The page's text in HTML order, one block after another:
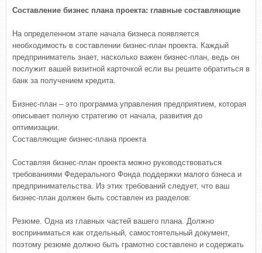
Составление бизнес плана проекта: главные составляющие
На определенном этапе начала бизнеса появляется
необходимость в составлении бизнес-план проекта. Каждый
предприниматель знает, насколько важен бизнес-план, ведь он
послужит вашей визитной карточкой если вы решите обратиться в
банк за получением кредита.
Бизнес-план – это программа управления предприятием, которая
описывает полную стратегию от начала, развития до
оптимизации.
Составляющие бизнес-плана проекта
Составляя бизнес-план проекта можно руководствоваться
требованиями Федерального Фонда поддержки малого бзнеса и
предпринимательства. Из этих требований следует, что ваш
бизнес-план должен быть составлен из разделов:
Резюме. Одна из главных частей вашего плана. Должно
восприниматься как отдельный, самостоятельный документ,
поэтому резюме должно быть грамотно составлено и содержать